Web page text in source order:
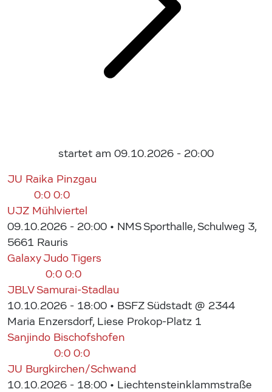
startet am 09.10.2026 - 20:00
JU Raika Pinzgau
0:0 0:0
UJZ Mühlviertel
09.10.2026 - 20:00 • NMS Sporthalle, Schulweg 3,
5661 Rauris
Galaxy Judo Tigers
0:0 0:0
JBLV Samurai-Stadlau
10.10.2026 - 18:00 • BSFZ Südstadt @ 2344
Maria Enzersdorf, Liese Prokop-Platz 1
Sanjindo Bischofshofen
0:0 0:0
JU Burgkirchen/Schwand
10.10.2026 - 18:00 • Liechtensteinklammstraße